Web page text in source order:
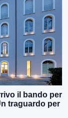
il bando per
traguardo per